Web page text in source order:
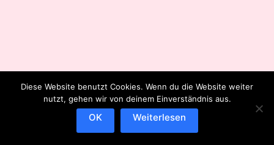
Diese Website benutzt Cookies. Wenn du die Website weiter
nutzt, gehen wir von deinem Einverständnis aus.
OK Weiterlesen